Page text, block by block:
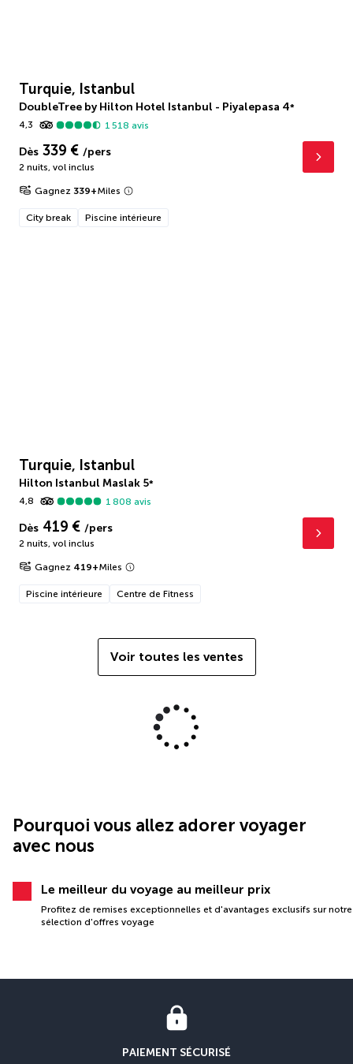
Turquie, Istanbul
DoubleTree by Hilton Hotel Istanbul - Piyalepasa 4*
4,3
1 518 avis
Dès 339 € /pers
2 nuits, vol inclus
Gagnez 339+Miles
City break Piscine intérieure
Turquie, Istanbul
Hilton Istanbul Maslak 5*
4,8
1 808 avis
Dès 419 € /pers
2 nuits, vol inclus
Gagnez 419+Miles
Piscine intérieure Centre de Fitness
Voir toutes les ventes
Pourquoi vous allez adorer voyager
avec nous
Le meilleur du voyage au meilleur prix
Profitez de remises exceptionnelles et d'avantages exclusifs sur notre
sélection d'offres voyage
PAIEMENT SÉCURISÉ